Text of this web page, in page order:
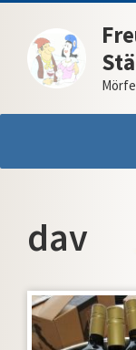
Inhalt
springen
dav